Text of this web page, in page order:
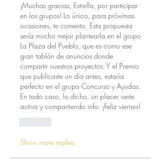
¡Muchas gracias, Estrella, por participar
en los grupos! Lo único, para próximas
ocasiones, te comento. Esta propuesta
sería mucho mejor plantearla en el grupo
La Plaza del Pueblo, que es como ese
gran tablón de anuncios donde
compartir vuestros proyectos. Y el Premio
que publicaste un día antes, estaría
perfecto en el grupo Concurso y Ayudas.
En todo caso, lo dicho, un placer verte
activa y compartiendo info. ¡Feliz viernes!
Show more replies